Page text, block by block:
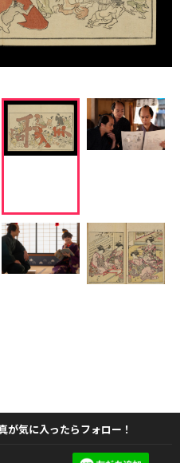
が気に入ったらフォロー！